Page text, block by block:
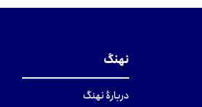
نهنگ
دربارهٔ نهنگ